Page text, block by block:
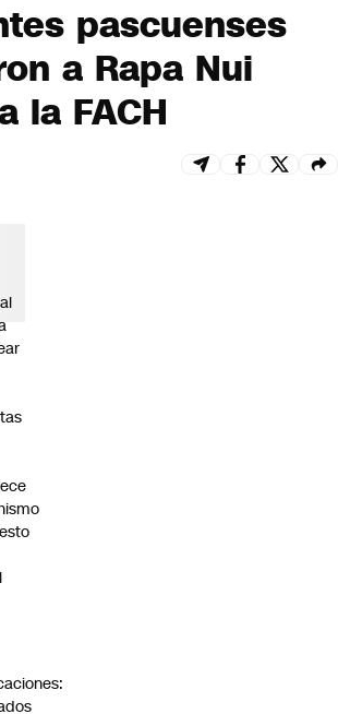
pascuenses
a Rapa Nui
la FACH